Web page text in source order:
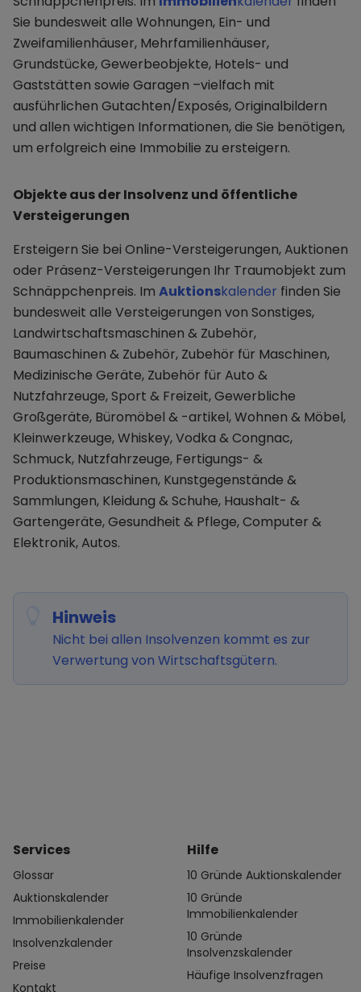
Sie bundesweit alle Wohnungen, Ein- und
Zweifamilienhäuser, Mehrfamilienhäuser,
Grundstücke, Gewerbeobjekte, Hotels- und
Gaststätten sowie Garagen –vielfach mit
ausführlichen Gutachten/Exposés, Originalbildern
und allen wichtigen Informationen, die Sie benötigen,
um erfolgreich eine Immobilie zu ersteigern.
Objekte aus der Insolvenz und öffentliche
Versteigerungen
Ersteigern Sie bei Online-Versteigerungen, Auktionen
oder Präsenz-Versteigerungen Ihr Traumobjekt zum
Schnäppchenpreis. Im Auktionskalender finden Sie
bundesweit alle Versteigerungen von Sonstiges,
Landwirtschaftsmaschinen & Zubehör,
Baumaschinen & Zubehör, Zubehör für Maschinen,
Medizinische Geräte, Zubehör für Auto &
Nutzfahrzeuge, Sport & Freizeit, Gewerbliche
Großgeräte, Büromöbel & -artikel, Wohnen & Möbel,
Kleinwerkzeuge, Whiskey, Vodka & Congnac,
Schmuck, Nutzfahrzeuge, Fertigungs- &
Produktionsmaschinen, Kunstgegenstände &
Sammlungen, Kleidung & Schuhe, Haushalt- &
Gartengeräte, Gesundheit & Pflege, Computer &
Elektronik, Autos.
Hinweis
Nicht bei allen Insolvenzen kommt es zur
Verwertung von Wirtschaftsgütern.
Services
Glossar
Auktionskalender
Immobilienkalender
Insolvenzkalender
Preise
Kontakt
Hilfe
10 Gründe Auktionskalender
10 Gründe
Immobilienkalender
10 Gründe
Insolvenzskalender
Häufige Insolvenzfragen